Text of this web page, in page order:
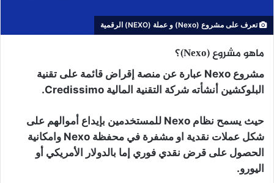
تعرف على مشروع (Nexo) و عملة (NEXO) الرقمية
ماهو مشروع (Nexo)؟
مشروع Nexo عبارة عن منصة إقراض قائمة على تقنية
البلوكشين أنشأته شركة التقنية المالية Credissimo.
حيث يسمح نظام Nexo للمستخدمين بإيداع أموالهم على
شكل عملات نقدية او مشفرة في محفظة Nexo وامكانية
الحصول على قرض نقدي فوري إما بالدولار الأمريكي أو
اليورو.